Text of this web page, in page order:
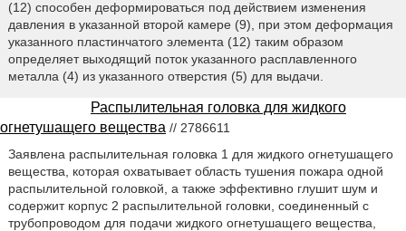
(12) способен деформироваться под действием изменения
давления в указанной второй камере (9), при этом деформация
указанного пластинчатого элемента (12) таким образом
определяет выходящий поток указанного расплавленного
металла (4) из указанного отверстия (5) для выдачи.
Распылительная головка для жидкого
огнетушащего вещества // 2786611
Заявлена распылительная головка 1 для жидкого огнетушащего
вещества, которая охватывает область тушения пожара одной
распылительной головкой, а также эффективно глушит шум и
содержит корпус 2 распылительной головки, соединенный с
трубопроводом для подачи жидкого огнетушащего вещества,